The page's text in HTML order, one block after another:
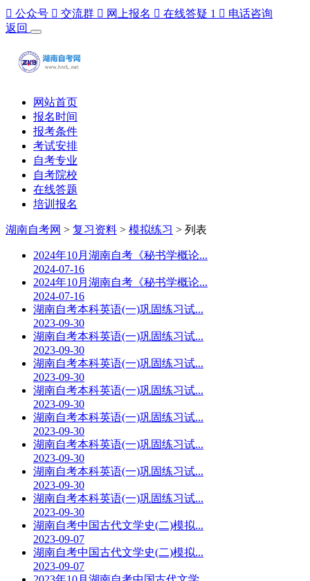
 公众号  交流群  网上报名  在线答疑 1  电话咨询
返回
网站首页
报名时间
报考条件
考试安排
自考专业
自考院校
在线答题
培训报名
湖南自考网 > 复习资料 > 模拟练习 > 列表
2024年10月湖南自考《秘书学概论...
2024-07-16
2024年10月湖南自考《秘书学概论...
2024-07-16
湖南自考本科英语(一)巩固练习试...
2023-09-30
湖南自考本科英语(一)巩固练习试...
2023-09-30
湖南自考本科英语(一)巩固练习试...
2023-09-30
湖南自考本科英语(一)巩固练习试...
2023-09-30
湖南自考本科英语(一)巩固练习试...
2023-09-30
湖南自考本科英语(一)巩固练习试...
2023-09-30
湖南自考本科英语(一)巩固练习试...
2023-09-30
湖南自考本科英语(一)巩固练习试...
2023-09-30
湖南自考中国古代文学史(二)模拟...
2023-09-07
湖南自考中国古代文学史(二)模拟...
2023-09-07